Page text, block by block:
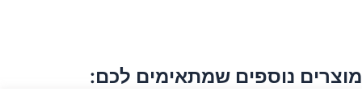
מוצרים נוספים שמתאימים לכם: